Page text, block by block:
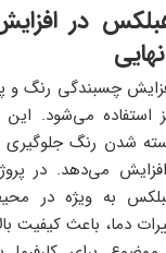
هبلکس در
چسبندگی رنگ
استفاده می‌شود. این
شدن رنگ جلوگیری
می‌دهد. در
هبلکس به ویژه در
دما، باعث کیفیت